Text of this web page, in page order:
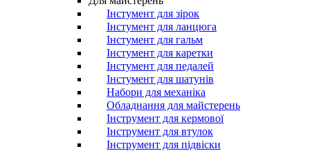
Інстумент для зірок
Інстумент для ланцюга
Інстумент для гальм
Інстумент для каретки
Інстумент для педалей
Інстумент для шатунів
Набори для механіка
Обладнання для майстерень
Інструмент для кермової
Інструмент для втулок
Інструмент для підвіски